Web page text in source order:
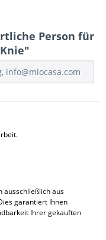
Person für
info@miocasa.com
ausschließlich aus
garantiert Ihnen
Ihrer gekauften